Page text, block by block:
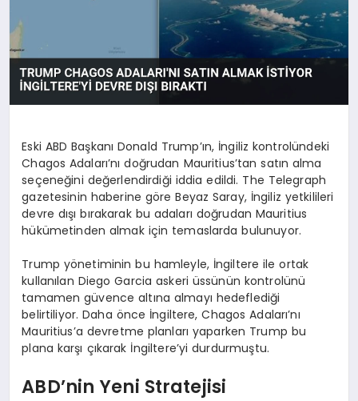
Eski ABD Başkanı Donald Trump’ın, İngiliz kontrolündeki
Chagos Adaları’nı doğrudan Mauritius’tan satın alma
seçeneğini değerlendirdiği iddia edildi. The Telegraph
gazetesinin haberine göre Beyaz Saray, İngiliz yetkilileri
devre dışı bırakarak bu adaları doğrudan Mauritius
hükümetinden almak için temaslarda bulunuyor.
Trump yönetiminin bu hamleyle, İngiltere ile ortak
kullanılan Diego Garcia askeri üssünün kontrolünü
tamamen güvence altına almayı hedeflediği
belirtiliyor. Daha önce İngiltere, Chagos Adaları’nı
Mauritius’a devretme planları yaparken Trump bu
plana karşı çıkarak İngiltere’yi durdurmuştu.
ABD’nin Yeni Stratejisi